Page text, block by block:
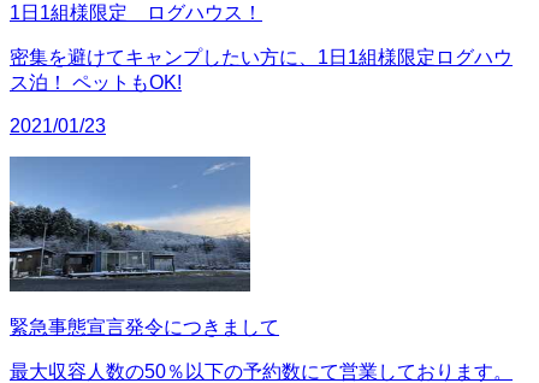
1日1組様限定 ログハウス！
密集を避けてキャンプしたい方に、1日1組様限定ログハウ
ス泊！ ペットもOK!
2021/01/23
緊急事態宣言発令につきまして
最大収容人数の50％以下の予約数にて営業しております。